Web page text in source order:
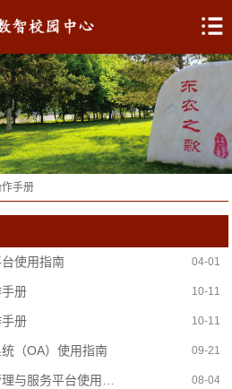
作手册
使用指南 04-01
册 10-11
册 10-11
（OA）使用指南 09-21
东北农业大学统正版软件管理与服务平台使用指南 08-04